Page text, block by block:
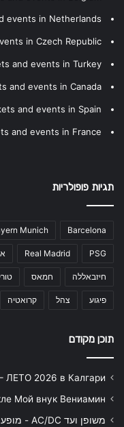
events in Netherlands
in Czech Republic
and events in Turkey
and events in Canada
and events in Spain
and events in France
תגיות פופולריות
Barcelona
Munich
PSG
Real Madrid
חיזבאללה חמאס
פיגוע צהל קרואטיה
תוכן מקודם
ЛЕТО 2026 в Калгари
Мой внук Вениамин